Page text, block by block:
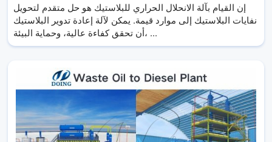
إن القيام بآلة الانحلال الحراري للبلاستيك هو حل متقدم لتحويل
نفايات البلاستيك إلى موارد قيمة. يمكن لآلة إعادة تدوير البلاستيك
أن تحقق كفاءة عالية، وحماية البيئة، ...